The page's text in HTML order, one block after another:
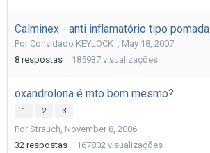
Calminex - anti inflamatório tipo pomada
Por Convidado KEYLOCK_
May 18, 2007
8 respostas 185937 visualizações
oxandrolona é mto bom mesmo?
1 2 3
Por Strauch November 8, 2006
32 respostas 167802 visualizações